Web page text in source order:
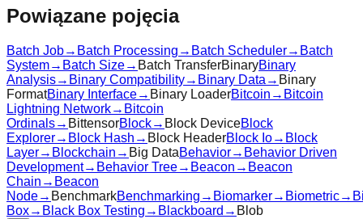
Powiązane pojęcia
Batch Job→ Batch Processing → Batch Scheduler→ Batch
System→ Batch Size→ Batch TransferBinaryBinary
Analysis→ Binary Compatibility→ Binary Data → Binary
FormatBinary Interface→ Binary LoaderBitcoin → Bitcoin
Lightning Network→ Bitcoin
Ordinals→ BittensorBlock→ Block DeviceBlock
Explorer→ Block Hash → Block HeaderBlock Io→ Block
Layer→ Blockchain → Big DataBehavior→ Behavior Driven
Development→ Behavior Tree→ Beacon → Beacon
Chain → Beacon
Node→ BenchmarkBenchmarking → Biomarker→ Biometric→
Box→ Black Box Testing → Blackboard → Blob